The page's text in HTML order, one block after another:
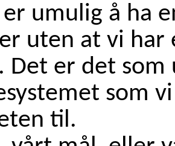
umulig å ha
uten at vi har
Det er det
som
til.